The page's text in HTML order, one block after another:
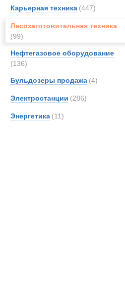
Карьерная техника (447)
Лесозаготовительная техника
(99)
Нефтегазовое оборудование
(136)
Бульдозеры продажа (4)
Электростанции (286)
Энергетика (11)